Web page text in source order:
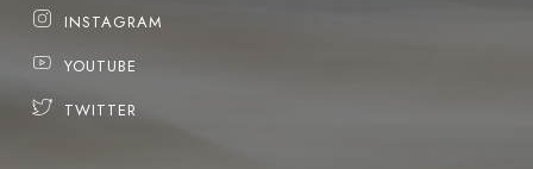
INSTAGRAM
YOUTUBE
TWITTER